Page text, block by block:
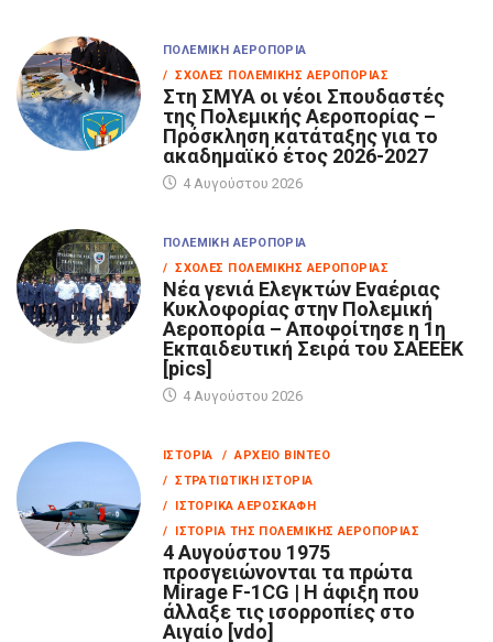
ΠΟΛΕΜΙΚΉ ΑΕΡΟΠΟΡΊΑ
/ ΣΧΟΛΈΣ ΠΟΛΕΜΙΚΉΣ ΑΕΡΟΠΟΡΊΑΣ
Στη ΣΜΥΑ οι νέοι Σπουδαστές
της Πολεμικής Αεροπορίας –
Πρόσκληση κατάταξης για το
ακαδημαϊκό έτος 2026-2027
4 Αυγούστου 2026
ΠΟΛΕΜΙΚΉ ΑΕΡΟΠΟΡΊΑ
/ ΣΧΟΛΈΣ ΠΟΛΕΜΙΚΉΣ ΑΕΡΟΠΟΡΊΑΣ
Νέα γενιά Ελεγκτών Εναέριας
Κυκλοφορίας στην Πολεμική
Αεροπορία – Αποφοίτησε η 1η
Εκπαιδευτική Σειρά του ΣΑΕΕΕΚ
[pics]
4 Αυγούστου 2026
ΙΣΤΟΡΊΑ
/ ΑΡΧΕΊΟ ΒΊΝΤΕΟ
/ ΣΤΡΑΤΙΩΤΙΚΉ ΙΣΤΟΡΊΑ
/ ΙΣΤΟΡΙΚΆ ΑΕΡΟΣΚΆΦΗ
/ ΙΣΤΟΡΊΑ ΤΗΣ ΠΟΛΕΜΙΚΉΣ ΑΕΡΟΠΟΡΊΑΣ
4 Αυγούστου 1975
προσγειώνονται τα πρώτα
Mirage F-1CG | Η άφιξη που
άλλαξε τις ισορροπίες στο
Αιγαίο [vdo]